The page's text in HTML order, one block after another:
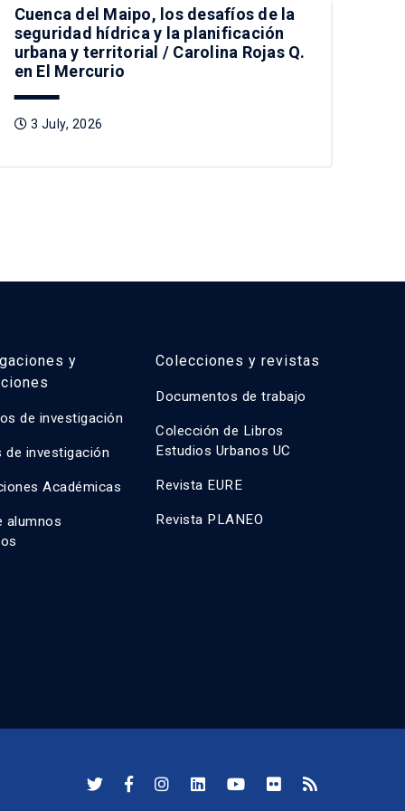
Cuenca del Maipo, los desafíos de la
seguridad hídrica y la planificación
urbana y territorial / Carolina Rojas Q.
en El Mercurio
3 July, 2026
y
de investigación
de investigación
Académicas
alumnos
Colecciones y revistas
Documentos de trabajo
Colección de Libros
Estudios Urbanos UC
Revista EURE
Revista PLANEO